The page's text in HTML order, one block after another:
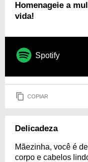
Homenageie a
vida!
Spotify
COPIAR
Delicadeza
Mãezinha, você é
corpo e cabelos